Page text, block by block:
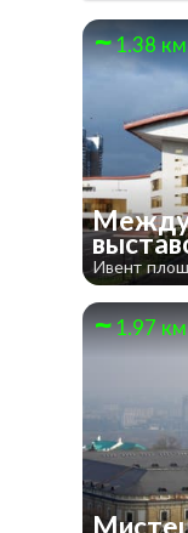
1.38 км
Ивент
1.97 км